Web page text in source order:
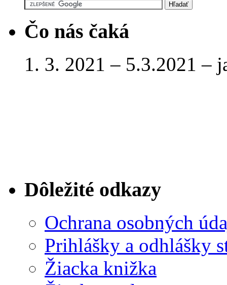
Čo nás čaká
1. 3. 2021 – 5.3.2021 –
Dôležité odkazy
Ochrana osobných
Prihlášky a odhlášky
Žiacka knižka